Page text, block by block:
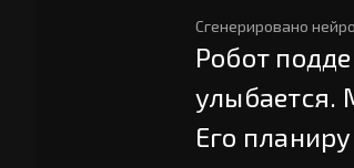
Сгенерировано
Робот
улыбается.
Его